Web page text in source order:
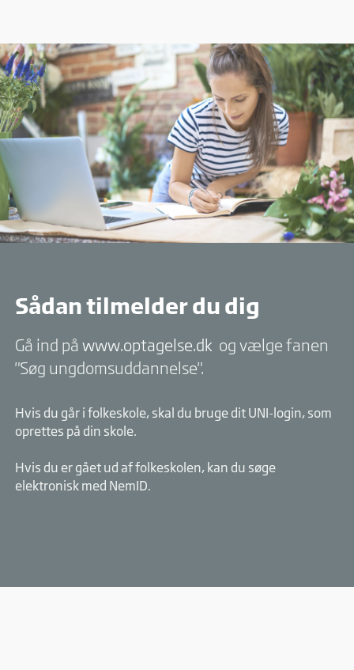
Sådan tilmelder du dig
Gå ind påwww.optagelse.dk og vælge fanen
"Søg ungdomsuddannelse".
Hvis du går i folkeskole, skal du bruge dit UNI-login, som
oprettes på din skole.
Hvis du er gået ud af folkeskolen, kan du søge
elektronisk med NemID.